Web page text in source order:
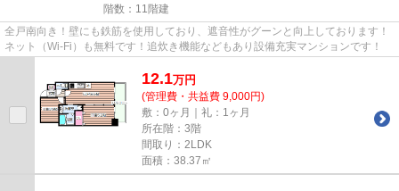
階数：11階建
全戸南向き！壁にも鉄筋を使用しており、遮音性がグーンと向上しております！
ネット（Wi‐Fi）も無料です！追炊き機能などもあり設備充実マンションです！
12.1万円
(管理費・共益費 9,000円)
敷：0ヶ月｜礼：1ヶ月
所在階：3階
間取り：2LDK
面積：38.37㎡